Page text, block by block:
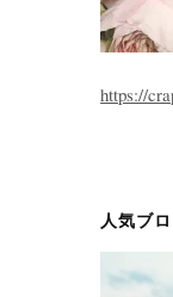
https://
人気ブ